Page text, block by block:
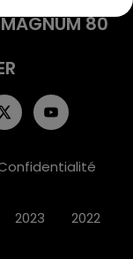
MAGNUM 80
2023 2022